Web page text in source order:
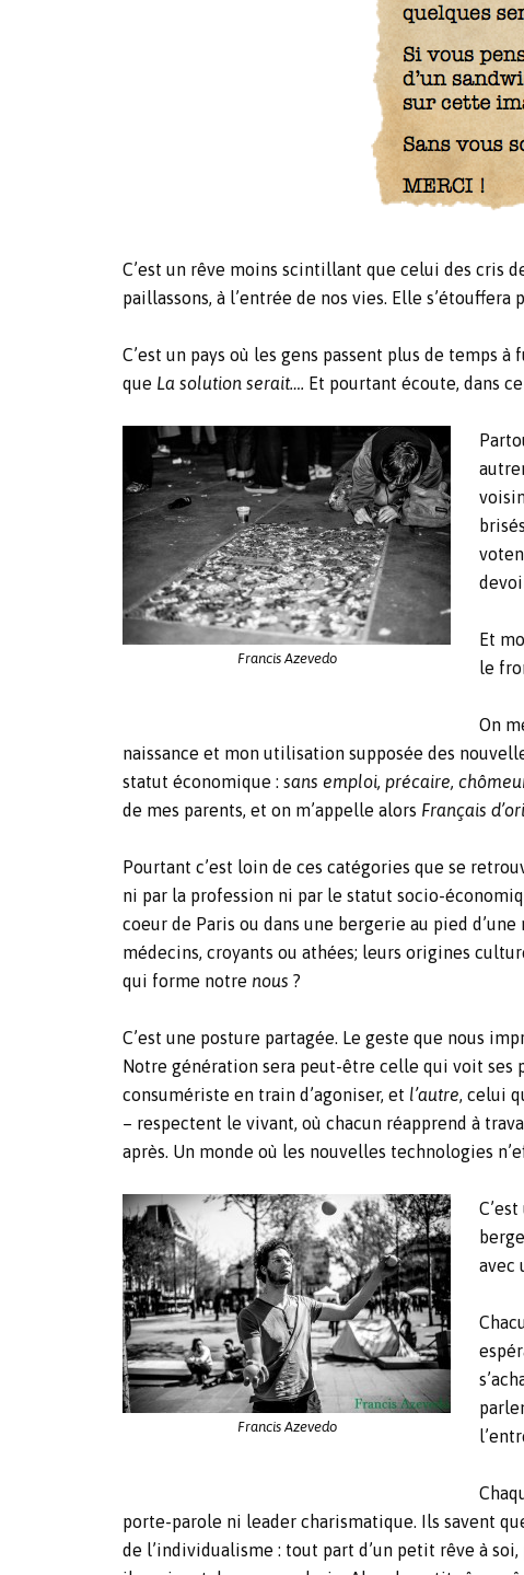
C’est un rêve moins scintillant que celui des cris
paillassons, à l’entrée de nos vies. Elle
C’est un pays où les gens passent plus de temps
que La solution serait…. Et pourtant écoute, dans
Francis Azevedo
Et
le
On
naissance et mon utilisation supposée des
statut économique : sans emploi, précaire,
de mes parents, et on m’appelle alors Français
Pourtant c’est loin de ces catégories que se
ni par la profession ni par le statut socio-
coeur de Paris ou dans une bergerie au pied
médecins, croyants ou athées; leurs origines
qui forme notre nous ?
C’est une posture partagée. Le geste que nous
Notre génération sera peut-être celle qui voit ses
consumériste en train d’agoniser, et l’autre, celui
– respectent le vivant, où chacun réapprend à
après. Un monde où les nouvelles technologies
Francis Azevedo
avec
porte-parole ni leader charismatique. Ils savent
de l’individualisme : tout part d’un petit rêve à